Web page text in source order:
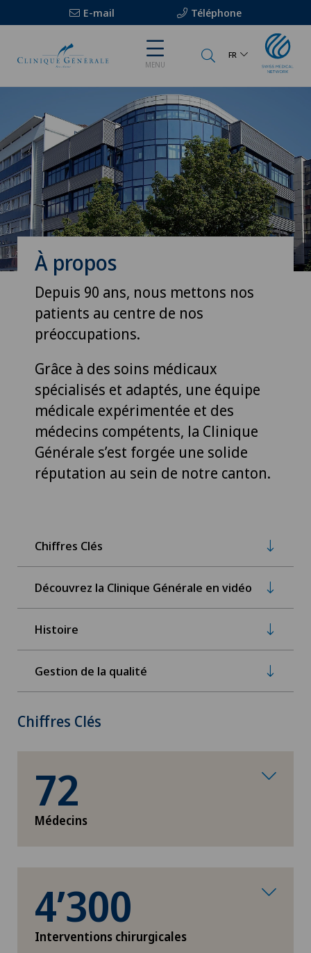
E-mail Téléphone
MENU
FR
À propos
Depuis 90 ans, nous mettons nos
patients au centre de nos
préoccupations.
Grâce à des soins médicaux
spécialisés et adaptés, une équipe
médicale expérimentée et des
médecins compétents, la Clinique
Générale s’est forgée une solide
réputation au sein de notre canton.
Chiffres Clés
Découvrez la Clinique Générale en vidéo
Histoire
Gestion de la qualité
Chiffres Clés
72
Médecins
4’300
Interventions chirurgicales